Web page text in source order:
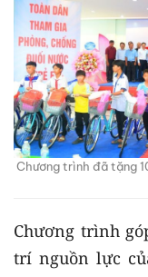
Chương trình đã tặng
Chương trình
trí nguồn lực